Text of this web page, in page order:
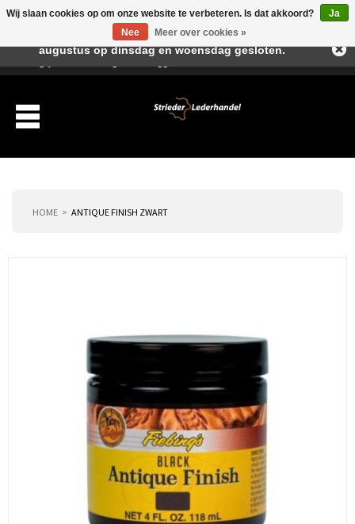
HOME ANTIQUE FINISH ZWART
Wij slaan cookies op om onze website te verbeteren. Is dat akkoord?
Ja
Nee
Meer over cookies »
Beste klant, I.v.m. de vakantieperiode zijn wij in juli en
augustus op dinsdag en woensdag gesloten.